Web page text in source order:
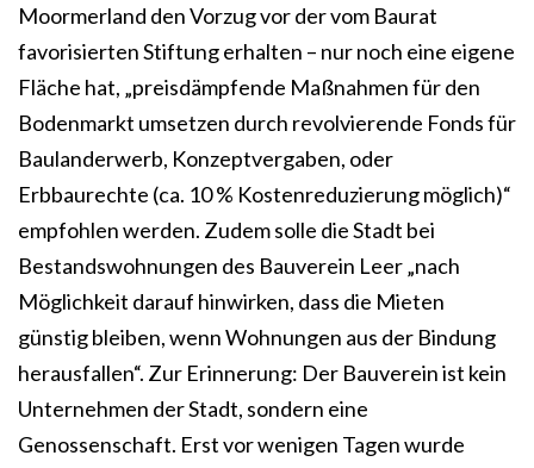
Moormerland den Vorzug vor der vom Baurat
favorisierten Stiftung erhalten – nur noch eine eigene
Fläche hat, „preisdämpfende Maßnahmen für den
Bodenmarkt umsetzen durch revolvierende Fonds für
Baulanderwerb, Konzeptvergaben, oder
Erbbaurechte (ca. 10 % Kostenreduzierung möglich)“
empfohlen werden. Zudem solle die Stadt bei
Bestandswohnungen des Bauverein Leer „nach
Möglichkeit darauf hinwirken, dass die Mieten
günstig bleiben, wenn Wohnungen aus der Bindung
herausfallen“. Zur Erinnerung: Der Bauverein ist kein
Unternehmen der Stadt, sondern eine
Genossenschaft. Erst vor wenigen Tagen wurde